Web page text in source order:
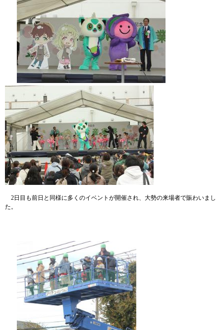
2日目も前日と同様に多くのイベントが開催され、大勢の来場者で賑わいまし
た。